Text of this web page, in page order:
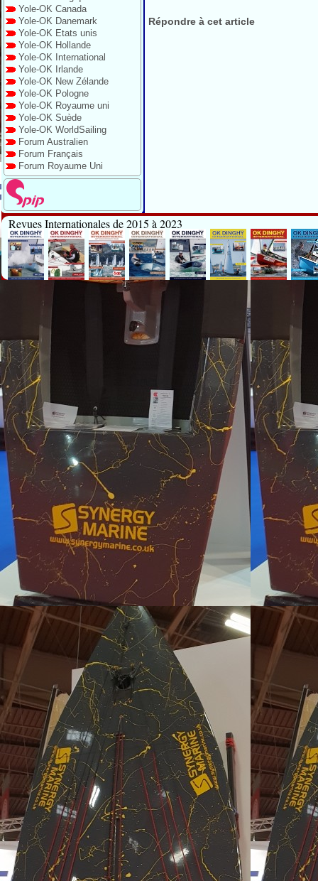
Yole-OK Canada
Yole-OK Danemark
Yole-OK Etats unis
Yole-OK Hollande
Yole-OK International
Yole-OK Irlande
Yole-OK New Zélande
Yole-OK Pologne
Yole-OK Royaume uni
Yole-OK Suède
Yole-OK WorldSailing
Forum Australien
Forum Français
Forum Royaume Uni
Répondre à cet article
Revues Internationales de 2015 à 2023